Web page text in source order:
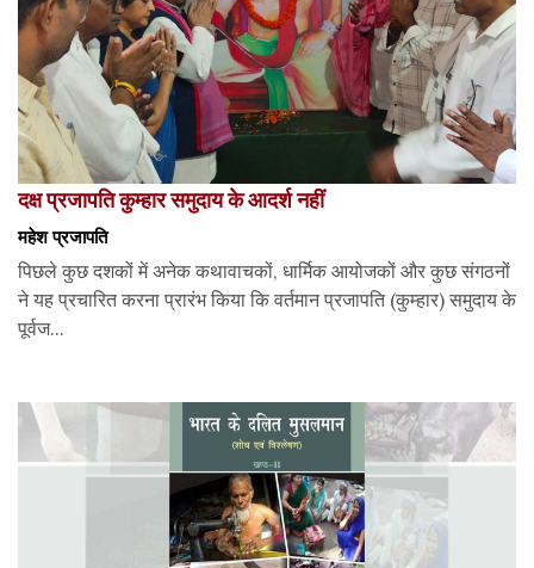
दक्ष प्रजापति कुम्हार समुदाय के आदर्श नहीं
महेश प्रजापति
पिछले कुछ दशकों में अनेक कथावाचकों, धार्मिक आयोजकों और कुछ संगठनों
ने यह प्रचारित करना प्रारंभ किया कि वर्तमान प्रजापति (कुम्हार) समुदाय के
पूर्वज...